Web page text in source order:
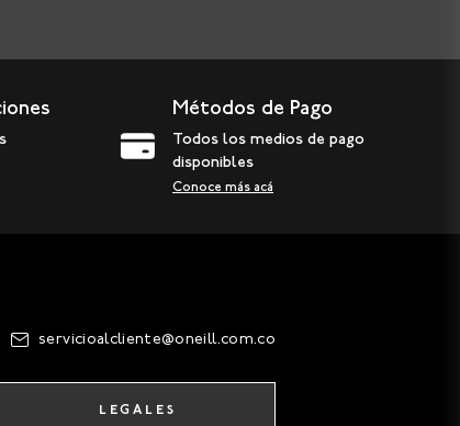
Métodos de Pago
Todos los medios de pago
disponibles
Conoce más acá
servicioalcliente@oneill.com.co
LEGALES